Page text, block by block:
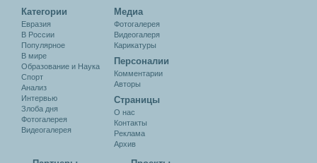
Категории
Евразия
В России
Популярное
В мире
Образование и Наука
Спорт
Анализ
Интервью
Злоба дня
Фотогалерея
Видеогалерея
Медиа
Фотогалерея
Видеогалеря
Карикатуры
Персоналии
Комментарии
Авторы
Cтраницы
О нас
Контакты
Реклама
Архив